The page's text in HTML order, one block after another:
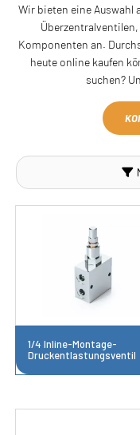
Wir bieten eine Auswahl
Komponenten an.
heute online kaufen
suchen?
1/4 Inline-Montage-
Druckentlastungsventil